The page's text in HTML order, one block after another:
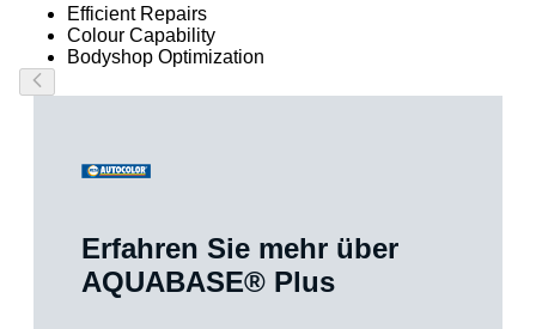
Efficient Repairs
Colour Capability
Bodyshop Optimization
Erfahren Sie mehr über
AQUABASE® Plus